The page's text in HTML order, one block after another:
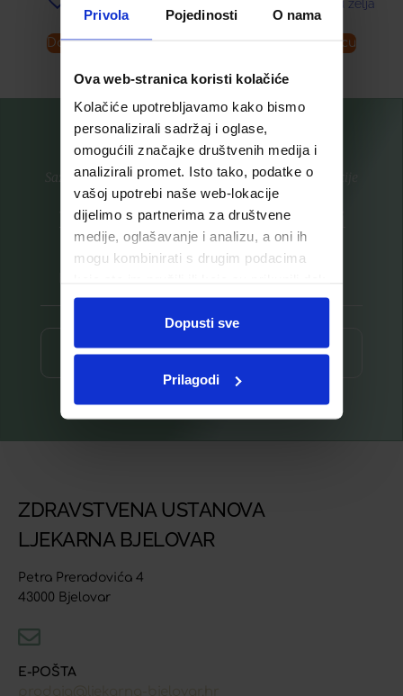
Privola Pojedinosti O nama
Ova web-stranica koristi kolačiće
Kolačiće upotrebljavamo kako bismo
personalizirali sadržaj i oglase,
omogućili značajke društvenih medija i
analizirali promet. Isto tako, podatke o
vašoj upotrebi naše web-lokacije
dijelimo s partnerima za društvene
medije, oglašavanje i analizu, a oni ih
mogu kombinirati s drugim podacima
ste upotrebljavali njihove usluge.
Dopusti sve
Prilagodi
Dodaj u košaricu
Dodaj u listu želja
Dodaj u košaricu
Saznajte prvi za nove proizvode i ekskluzivne promocije
Prijavite se na listu za novosti
Prijava ⟶
ZDRAVSTVENA USTANOVA
LJEKARNA BJELOVAR
Petra Preradovića 4
43000 Bjelovar
E-POŠTA